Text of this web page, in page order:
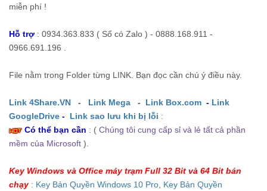
miễn phí !
Hỗ trợ : 0934.363.833 ( Số có Zalo ) - 0888.168.911 -
0966.691.196 .
File nằm trong Folder từng LINK. Bạn đọc cần chú ý điều này.
Link 4Share.VN - Link Mega - Link Box.com - Link
GoogleDrive - Link sao lưu khi bị lỗi :
Có thể bạn cần : ( Chúng tôi cung cấp sỉ và lẻ tất cả phần
mềm của Microsoft ).
Key Windows và Office máy trạm Full 32 Bit và 64 Bit bán
chạy: Key Bản Quyền Windows 10 Pro, Key Bản Quyền